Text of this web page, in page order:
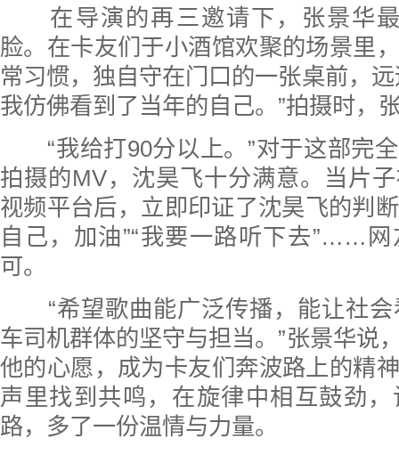
在导演的再三邀请下，张景华最
脸。在卡友们于小酒馆欢聚的场景里
常习惯，独自守在门口的一张桌前，
我仿佛看到了当年的自己。”拍摄时，
“我给打90分以上。”对于这部完
拍摄的MV，沈昊飞十分满意。当片
视频平台后，立即印证了沈昊飞的判
自己，加油”“我要一路听下去”……
可。
“希望歌曲能广泛传播，能让社会
车司机群体的坚守与担当。”张景华说
他的心愿，成为卡友们奔波路上的精
声里找到共鸣，在旋律中相互鼓劲
路，多了一份温情与力量。